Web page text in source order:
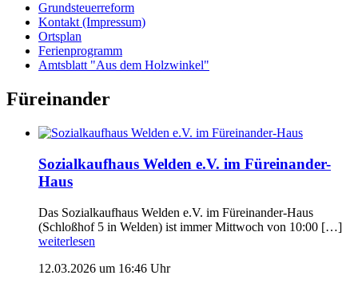
Grundsteuerreform
Kontakt (Impressum)
Ortsplan
Ferienprogramm
Amtsblatt "Aus dem Holzwinkel"
Füreinander
Sozialkaufhaus Welden e.V. im Füreinander-
Haus
Das Sozialkaufhaus Welden e.V. im Füreinander-Haus
(Schloßhof 5 in Welden) ist immer Mittwoch von 10:00 […]
weiterlesen
12.03.2026 um 16:46 Uhr